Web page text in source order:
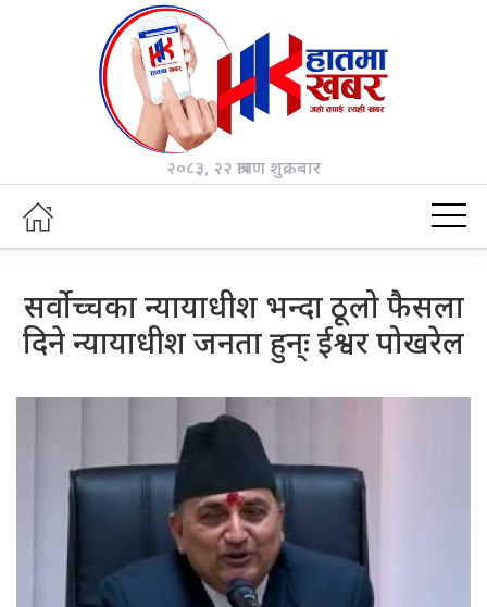
२०८३, २२ श्रावण शुक्रबार
सर्वोच्चका न्यायाधीश भन्दा ठूलो फैसला
दिने न्यायाधीश जनता हुन्ः ईश्वर पोखरेल